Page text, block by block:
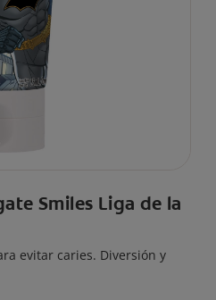
Smiles Liga de la
evitar caries. Diversión y